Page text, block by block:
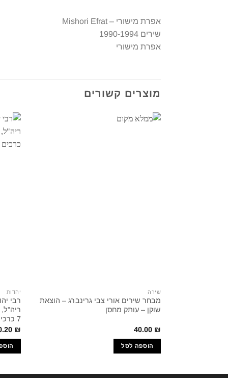
אפרת מישורי – Mishori Efrat
שירים 1990-1994
אפרת מישורי
מוצרים קשורים
שירה
מבחר שירים אורי צבי גרינברג – הוצאת
שוקן – עותק מחסן
40.00 ₪
הוספה לסל
יהדות
רבי
7 כרכים ! הוצאת מחברות לספרות
₪